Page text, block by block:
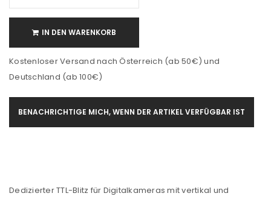
IN DEN WARENKORB
Kostenloser Versand nach Österreich (ab 50€) und
Deutschland (ab 100€)
BENACHRICHTIGE MICH, WENN DER ARTIKEL VERFÜGBAR IST
Dedizierter TTL-Blitz für Digitalkameras mit vertikal und